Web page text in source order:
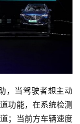
，当驾驶者想主动
功能，在系统检测
；当前方车辆速度